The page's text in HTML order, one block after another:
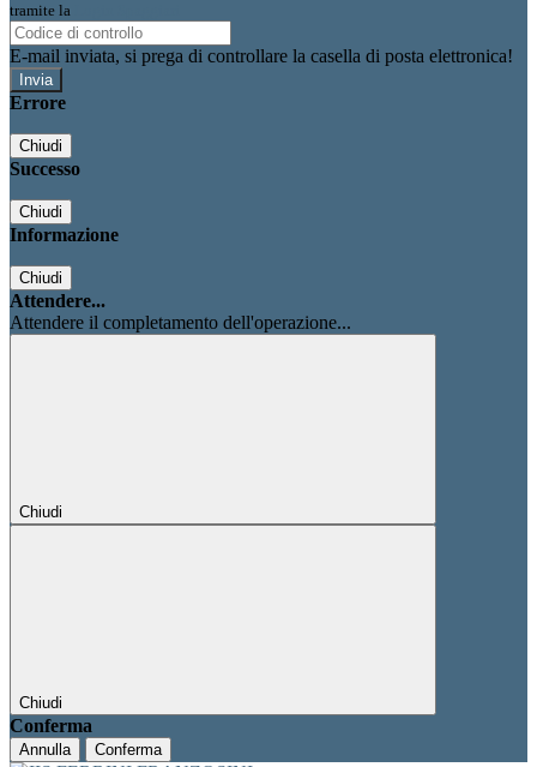
tramite la
E-mail inviata, si prega di controllare la casella di posta elettronica!
Errore
Chiudi
Successo
Chiudi
Informazione
Chiudi
Attendere...
Attendere il completamento dell'operazione...
Chiudi
Chiudi
Conferma
Annulla Conferma